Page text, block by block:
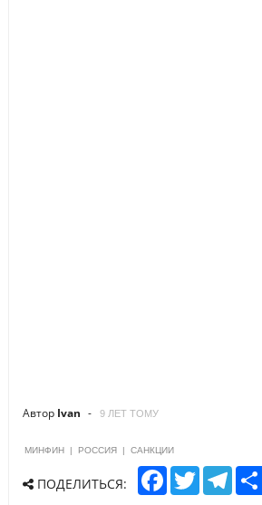
Автор Ivan 9 ЛЕТ ТОМУ
МИНФИН | РОССИЯ | САНКЦИИ
ПОДЕЛИТЬСЯ:
F
T
w
T